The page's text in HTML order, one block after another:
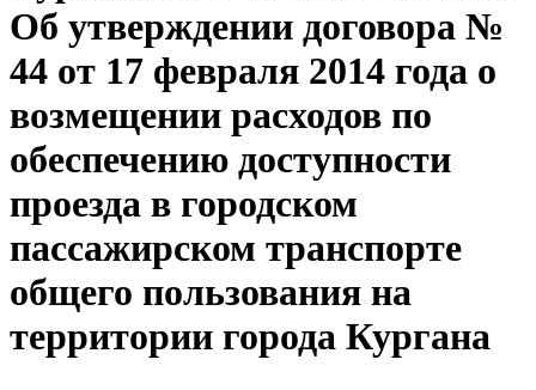
Об утверждении договора №
44 от 17 февраля 2014 года о
возмещении расходов по
обеспечению доступности
проезда в городском
пассажирском транспорте
общего пользования на
территории города Кургана